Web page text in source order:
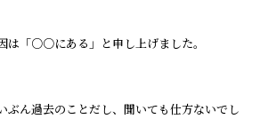
は「○○にある」と申し上げました。
ぶん過去のことだし、聞いても仕方ないでし